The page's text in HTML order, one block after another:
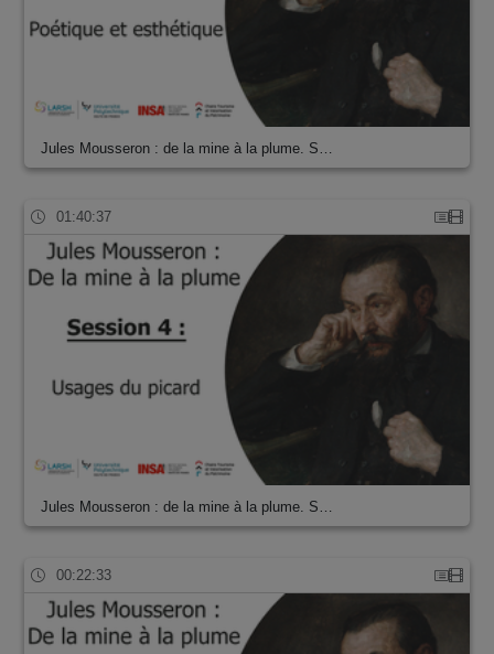
Jules Mousseron : de la mine à la plume. S…
01:40:37
Jules Mousseron : de la mine à la plume. S…
00:22:33